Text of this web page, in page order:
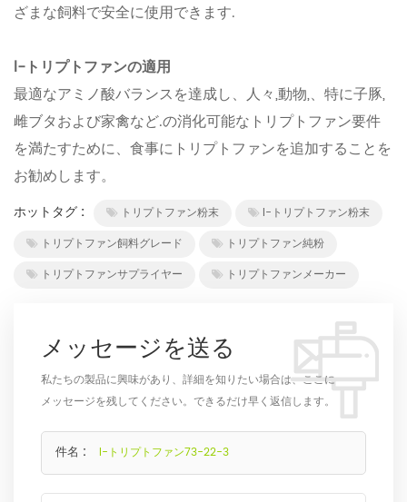
ざまな飼料で安全に使用できます.
l-トリプトファンの適用
最適なアミノ酸バランスを達成し、人々,動物,、特に子豚,
雌ブタおよび家禽など.の消化可能なトリプトファン要件
を満たすために、食事にトリプトファンを追加することを
お勧めします。
ホットタグ : トリプトファン粉末
l-トリプトファン粉末
トリプトファン飼料グレード
トリプトファン純粉
トリプトファンサプライヤー
トリプトファンメーカー
メッセージを送る
私たちの製品に興味があり、詳細を知りたい場合は、ここに
メッセージを残してください。できるだけ早く返信します。
件名 : l-トリプトファン73-22-3